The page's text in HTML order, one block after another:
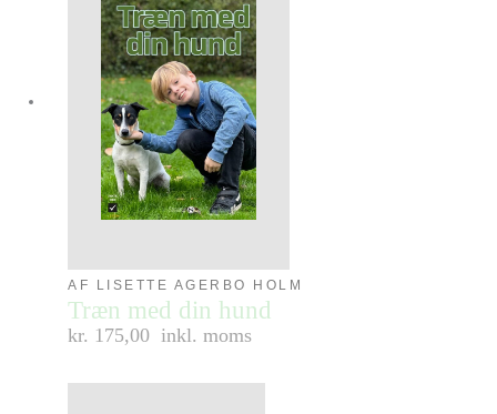
AF LISETTE AGERBO HOLM
Træn med din hund
kr. 175,00 inkl. moms